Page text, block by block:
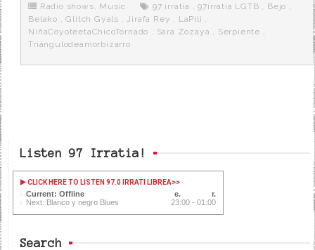
o
k
r
e
r
a
Radio shows, Music 97 irratia ,97irratia LGTB , Bejo ,
Belako ,Glitch Gyals ,Jirafa Rey , LaPili ,
NiñaCoyoteetaChicoTornado , Sara Zozaya , Serpiente ,
Triángulodeamorbizarro
Listen 97 Irratia!
CLICK HERE TO LISTEN 97.0 IRRATI LIBREA>>
Current: Offline
Next: Blanco y negro Blues
23:00 - 01:00
Search